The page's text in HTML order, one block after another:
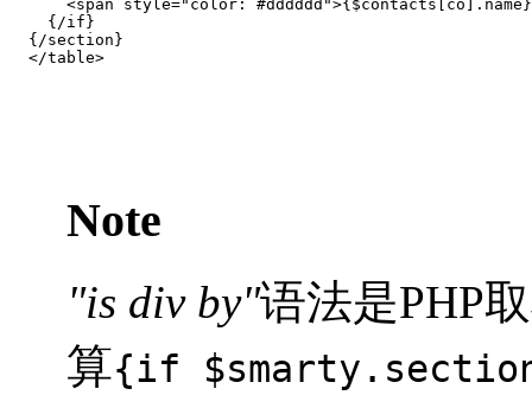
<span style="color:
    {/if}
  {/section}
  </table>
Note
"is div by"语法是PHP
算{if